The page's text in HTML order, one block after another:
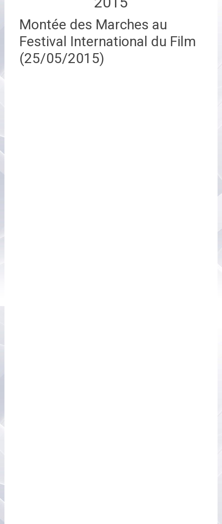
Montée des Marches au
Festival International du Film
(25/05/2015)